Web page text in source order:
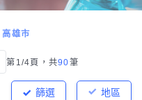
高雄市
第1/4頁， 共90筆
地區
篩選